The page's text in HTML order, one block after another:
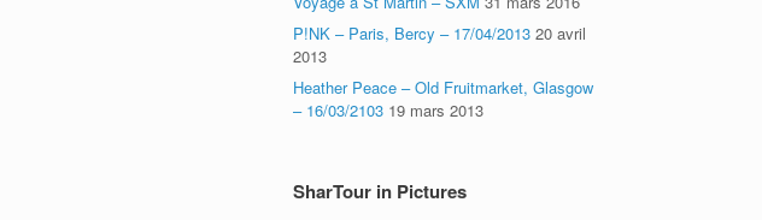
P!NK – Paris, Bercy – 17/04/2013 20 avril
2013
Heather Peace – Old Fruitmarket, Glasgow
– 16/03/2103 19 mars 2013
SharTour in Pictures